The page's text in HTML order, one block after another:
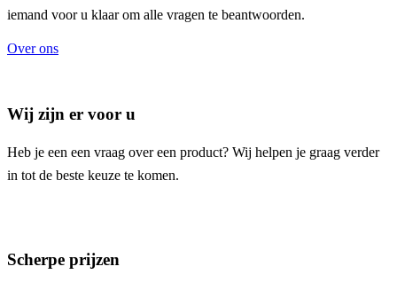
iemand voor u klaar om alle vragen te beantwoorden.
Over ons
Wij zijn er voor u
Heb je een een vraag over een product? Wij helpen je graag verder
in tot de beste keuze te komen.
Scherpe prijzen